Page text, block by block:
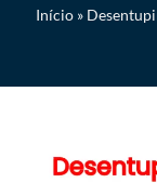
Início»